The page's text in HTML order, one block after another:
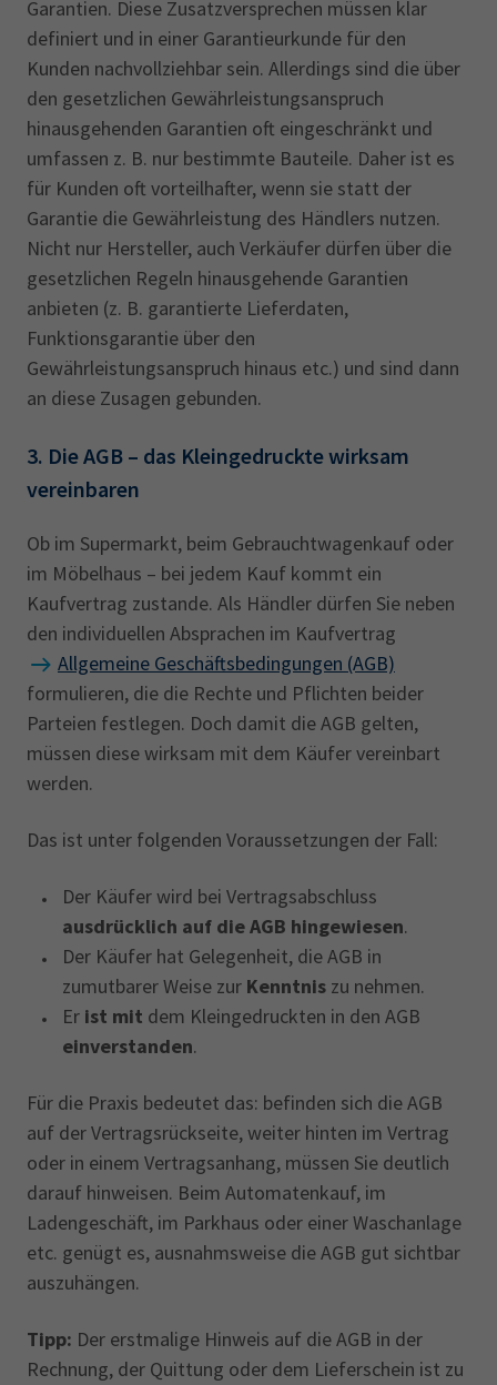
Garantien. Diese Zusatzversprechen müssen klar
definiert und in einer Garantieurkunde für den
Kunden nachvollziehbar sein. Allerdings sind die über
den gesetzlichen Gewährleistungsanspruch
hinausgehenden Garantien oft eingeschränkt und
umfassen z. B. nur bestimmte Bauteile. Daher ist es
für Kunden oft vorteilhafter, wenn sie statt der
Garantie die Gewährleistung des Händlers nutzen.
Nicht nur Hersteller, auch Verkäufer dürfen über die
gesetzlichen Regeln hinausgehende Garantien
anbieten (z. B. garantierte Lieferdaten,
Funktionsgarantie über den
Gewährleistungsanspruch hinaus etc.) und sind dann
an diese Zusagen gebunden.
3. Die AGB – das Kleingedruckte wirksam
vereinbaren
Ob im Supermarkt, beim Gebrauchtwagenkauf oder
im Möbelhaus – bei jedem Kauf kommt ein
Kaufvertrag zustande. Als Händler dürfen Sie neben
den individuellen Absprachen im Kaufvertrag
Allgemeine Geschäftsbedingungen (AGB)
formulieren, die die Rechte und Pflichten beider
Parteien festlegen. Doch damit die AGB gelten,
müssen diese wirksam mit dem Käufer vereinbart
werden.
Das ist unter folgenden Voraussetzungen der Fall:
Der Käufer wird bei Vertragsabschluss
ausdrücklich auf die AGB hingewiesen.
Der Käufer hat Gelegenheit, die AGB in
zumutbarer Weise zur Kenntnis zu nehmen.
Er ist mit dem Kleingedruckten in den AGB
einverstanden.
Für die Praxis bedeutet das: befinden sich die AGB
auf der Vertragsrückseite, weiter hinten im Vertrag
oder in einem Vertragsanhang, müssen Sie deutlich
darauf hinweisen. Beim Automatenkauf, im
Ladengeschäft, im Parkhaus oder einer Waschanlage
etc. genügt es, ausnahmsweise die AGB gut sichtbar
auszuhängen.
Tipp: Der erstmalige Hinweis auf die AGB in der
Rechnung, der Quittung oder dem Lieferschein ist zu